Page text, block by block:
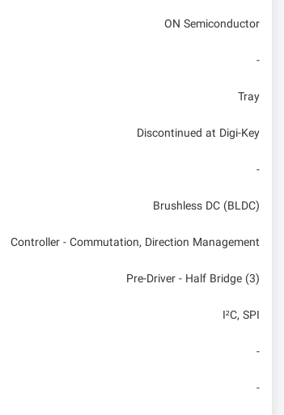
ON Semiconductor
-
Tray
Discontinued at Digi-Key
-
Brushless DC (BLDC)
Controller - Commutation, Direction Management
Pre-Driver - Half Bridge (3)
I²C, SPI
-
-